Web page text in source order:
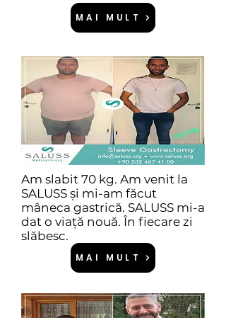
MAI MULT
Am slabit 70 kg. Am venit la
SALUSS și mi-am făcut
mâneca gastrică. SALUSS mi-a
dat o viață nouă. În fiecare zi
slăbesc.
MAI MULT